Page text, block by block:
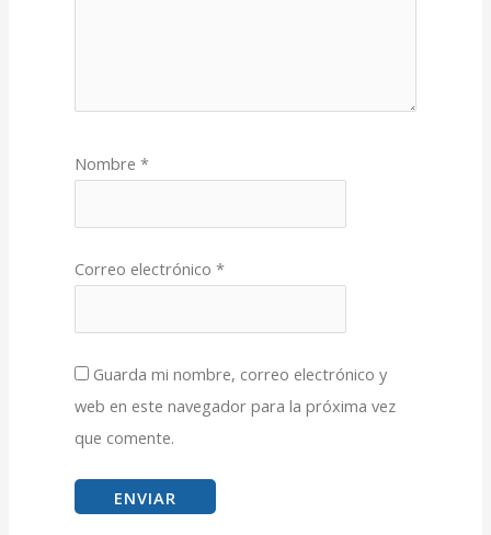
Nombre*
Correo electrónico*
Guarda mi nombre, correo electrónico y
web en este navegador para la próxima vez
que comente.